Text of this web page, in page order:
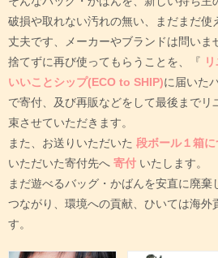
破損や取れない汚れの無い、まだまだ使
丈夫です、メーカーやブランドは問いま
捨てずに再び使ってもらうことを、『
いいことシップ(ECO to SHIP)に届いた
で寄付、及び再販などをして最後までリ
束させていただきます。
また、お送りいただいた 段ボール１箱
いただいた寄付先へ 寄付 いたします。
まだ遊べるバッグ・かばんを安直に廃棄
つながり、環境への貢献、ひいては海外
す。